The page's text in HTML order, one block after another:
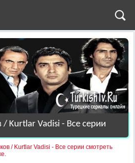
Kurtlar Vadisi - Все серии
/ Kurtlar Vadisi - Все серии смотреть